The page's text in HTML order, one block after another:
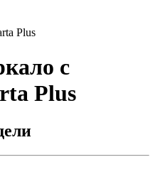
Plus
с
Plus